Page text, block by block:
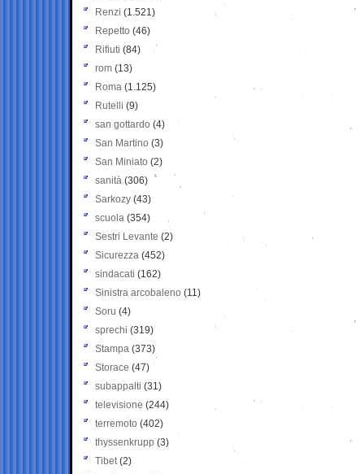
Renzi (1.521)
Repetto (46)
Rifiuti (84)
rom (13)
Roma (1.125)
Rutelli (9)
san gottardo (4)
San Martino (3)
San Miniato (2)
sanità (306)
Sarkozy (43)
scuola (354)
Sestri Levante (2)
Sicurezza (452)
sindacati (162)
Sinistra arcobaleno (11)
Soru (4)
sprechi (319)
Stampa (373)
Storace (47)
subappalti (31)
televisione(244)
terremoto (402)
thyssenkrupp (3)
Tibet(2)